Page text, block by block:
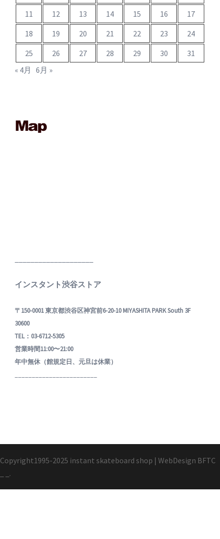
11
12 13 14 15 16
17
18
19 20 21 22 23
24
25
26 27 28 29 30
31
« 4月 6月 »
インスタント渋谷ストア
〒150-0001 東京都渋谷区神宮前6-20-10 MIYASHITA PARK South 3F
30600
TEL：03-6712-5305
営業時間11:00〜21:00
年中無休（館規定日、元旦は休業）
Copyright1995-2025 instant skateboard shop | WebDesign BFTC
_ _.